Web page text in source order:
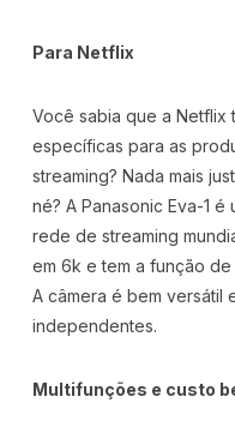
Para Netflix
Você sabia que a Netflix
específicas para as
streaming? Nada mais
né? A Panasonic Eva-1
rede de streaming
em 6k e tem a função
A câmera é bem versátil
independentes.
Multifunções e custo